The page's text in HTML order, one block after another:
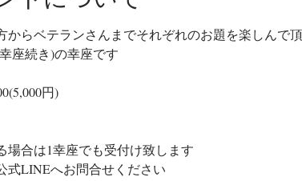
からベテランさんまでそれぞれのお題を楽しんで
座続き)の幸座です
円)
場合は1幸座でも受付け致します
式LINEへお問合せください